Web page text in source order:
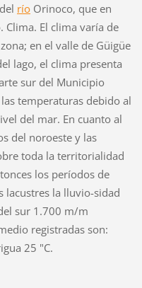
ríoOrinoco, que en
Clima. El clima varía de
en el valle de Güigüe
lago, el clima presenta
sur del Municipio
temperaturas debido al
del mar. En cuanto al
del noroeste y las
toda la territorialidad
los períodos de
lacustres la lluvio-sidad
sur 1.700 m/m
registradas son:
25 "C.